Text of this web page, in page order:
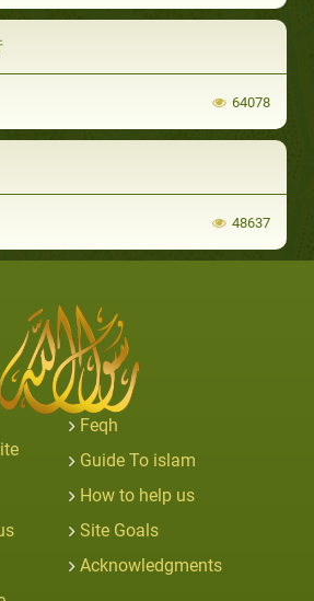
64078
48637
Feqh
Guide To islam
How to help us
Site Goals
Acknowledgments